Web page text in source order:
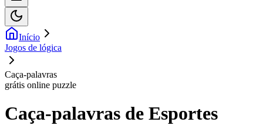
Início
Jogos de lógica
Caça-palavras
grátis online puzzle
Caça-palavras de Esportes